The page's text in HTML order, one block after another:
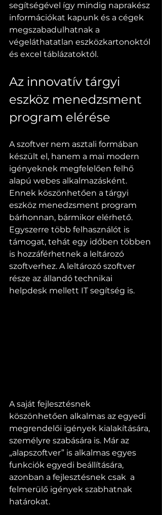
segítségével így mindig naprakész
információkat kapunk és a cégek
megszabadulhatnak a
végeláthatatlan eszközkartonoktól
és excel táblázatoktól.
Az innovatív tárgyi
eszköz menedzsment
program elérése
A szoftver nem asztali formában
készült el, hanem a mai modern
igényeknek megfelelően felhő
alapú webes alkalmazásként.
Ennek köszönhetően a tárgyi
eszköz menedzsment program
bárhonnan, bármikor elérhető.
Egyszerre több felhasználót is
támogat, tehát egy időben többen
is hozzáférhetnek a leltározó
szoftverhez. A leltározó szoftver
része az állandó technikai
helpdesk mellett IT segítség is.
A saját fejlesztésnek
köszönhetően alkalmas az egyedi
megrendelői igények kialakítására,
személyre szabására is. Már az
„alapszoftver” is alkalmas egyes
funkciók egyedi beállítására,
azonban a fejlesztésnek csak  a
felmerülő igények szabhatnak
határokat.